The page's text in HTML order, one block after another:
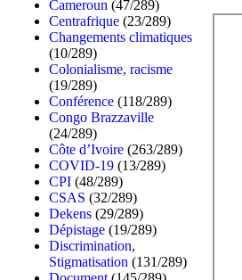
Cameroun (47/289)
Centrafrique (23/289)
Changements climatiques
(10/289)
Colonialisme, racisme
(19/289)
Conférence (118/289)
Congo Brazzaville
(24/289)
Côte d’Ivoire (263/289)
COVID-19 (13/289)
CPI (48/289)
CSAS (32/289)
Dekens (29/289)
Dépistage (19/289)
Discrimination,
Stigmatisation (131/289)